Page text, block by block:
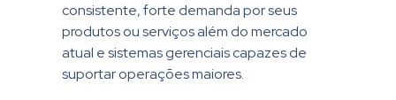
consistente, forte demanda por seus
produtos ou serviços além do mercado
atual e sistemas gerenciais capazes de
suportar operações maiores.